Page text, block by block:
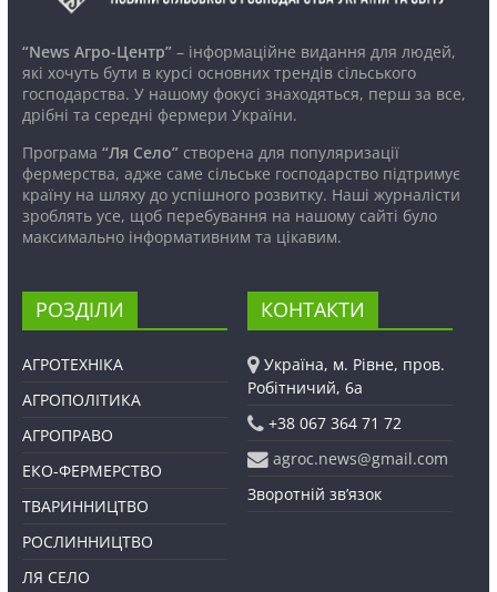
“News Агро-Центр”– інформаційне видання для людей,
які хочуть бути в курсі основних трендів сільського
господарства. У нашому фокусі знаходяться, перш за все,
дрібні та середні фермери України.
Програма “Ля Село”створена для популяризації
фермерства, адже саме сільське господарство підтримує
країну на шляху до успішного розвитку. Наші журналісти
зроблять усе, щоб перебування на нашому сайті було
максимально інформативним та цікавим.
РОЗДІЛИ
АГРОТЕХНІКА
АГРОПОЛІТИКА
АГРОПРАВО
ЕКО-ФЕРМЕРСТВО
ТВАРИННИЦТВО
РОСЛИННИЦТВО
ЛЯ СЕЛО
КОНТАКТИ
Україна, м. Рівне, пров.
Робітничий, 6а
+38 067 364 71 72
agroc.news@gmail.com
Зворотній зв’язок